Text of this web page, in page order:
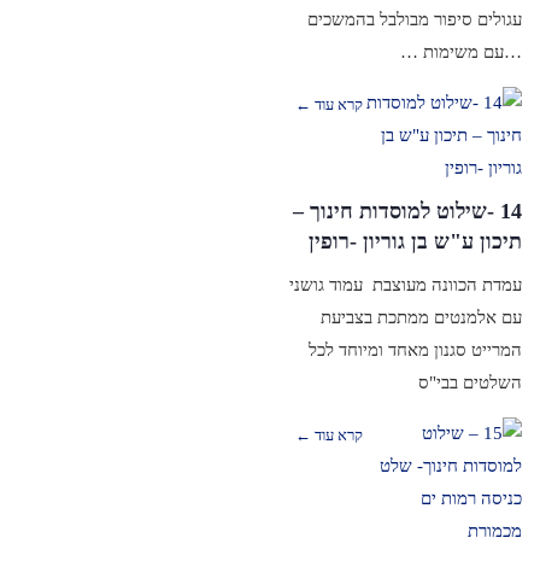
עגולים סיפור מבולבל בהמשכים
…עם משימות …
קרא עוד ←
14 -שילוט למוסדות חינוך –
תיכון ע"ש בן גוריון -רופין
עמדת הכוונה מעוצבת עמוד גושני
עם אלמנטים ממתכת בצביעת
המרייט סגנון מאחד ומיוחד לכל
השלטים בבי"ס
קרא עוד ←